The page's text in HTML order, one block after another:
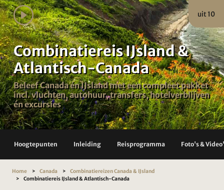
uit 10
Combinatiereis IJsland &
Atlantisch-Canada
Beleef Canada én IJsland met een compleet pakket
incl. vluchten, autohuur, transfers, hotelverblijven
én excursies
Hoogtepunten Inleiding Reisprogramma Foto's &
Home Canada
Combinatiereizen Canada & IJsland
Combinatiereis IJsland & Atlantisch-Canada